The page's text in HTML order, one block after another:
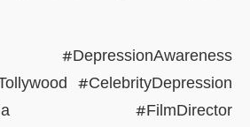
#CelebrityDepression
#FilmDirector